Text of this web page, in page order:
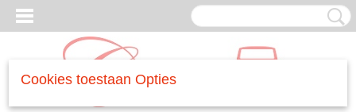
Cookies toestaan Opties